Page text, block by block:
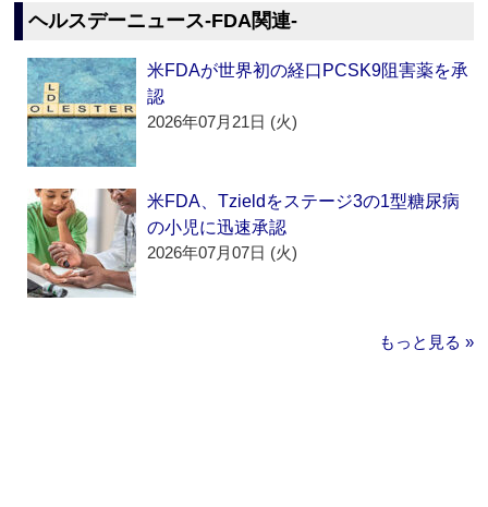
ヘルスデーニュース‐FDA関連‐
米FDAが世界初の経口PCSK9阻害薬を承
認
2026年07月21日 (火)
米FDA、Tzieldをステージ3の1型糖尿病
の小児に迅速承認
2026年07月07日 (火)
もっと見る »